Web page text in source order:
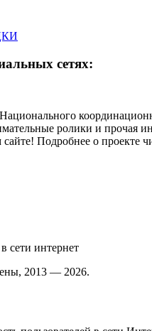
сетях:
ролики и прочая
Подробнее о проекте
сети интернет
2013 — 2026.